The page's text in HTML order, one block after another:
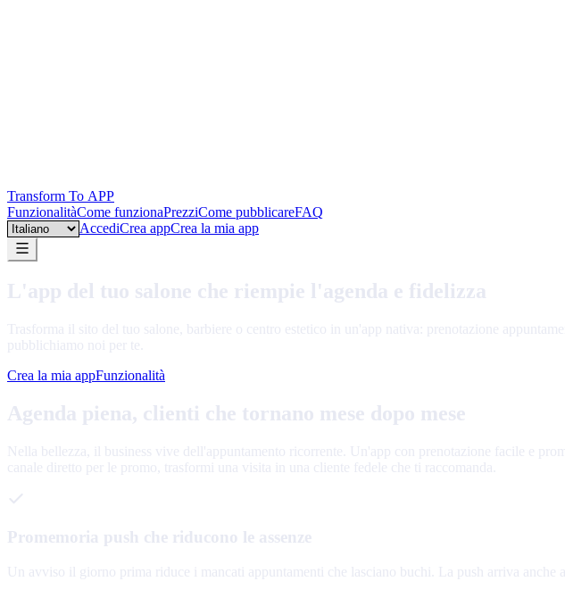
Transform To APP
FunzionalitàCome funzionaPrezziCome pubblicareFAQ
Language
AccediCrea appCrea la mia app
L'app del tuo salone che riempie l'agenda e fidelizza
Trasforma il sito del tuo salone, barbiere o centro estetico in un'app nativa: prenotazione
pubblichiamo noi per te.
Crea la mia appFunzionalità
Agenda piena, clienti che tornano mese dopo mese
Nella bellezza, il business vive dell'appuntamento ricorrente. Un'app con prenotazione facile e
canale diretto per le promo, trasformi una visita in una cliente fedele che ti raccomanda.
Promemoria push che riducono le assenze
Un avviso il giorno prima riduce i mancati appuntamenti che lasciano buchi. La push arriva anche